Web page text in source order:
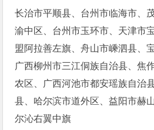
长治市平顺县、台州市临海市、
渝中区、台州市玉环市、天津市
盟阿拉善左旗、舟山市嵊泗县、
广西柳州市三江侗族自治县、焦
农区、广西河池市都安瑶族自治
县、哈尔滨市道外区、益阳市赫
尔沁右翼中旗